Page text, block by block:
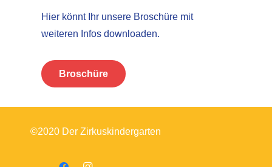
Hier könnt Ihr unsere Broschüre mit
weiteren Infos downloaden.
Broschüre
©2020 Der Zirkuskindergarten